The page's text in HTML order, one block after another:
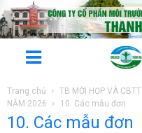
Trang chủ
TB MỜI HỌP VÀ
NĂM 2026
10. Các mẫu đơn
10. Các mẫu đơn